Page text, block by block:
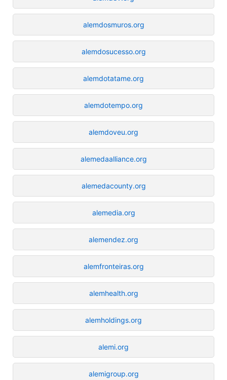
alemdosmuros.org
alemdosucesso.org
alemdotatame.org
alemdotempo.org
alemdoveu.org
alemedaalliance.org
alemedacounty.org
alemedia.org
alemendez.org
alemfronteiras.org
alemhealth.org
alemholdings.org
alemi.org
alemigroup.org